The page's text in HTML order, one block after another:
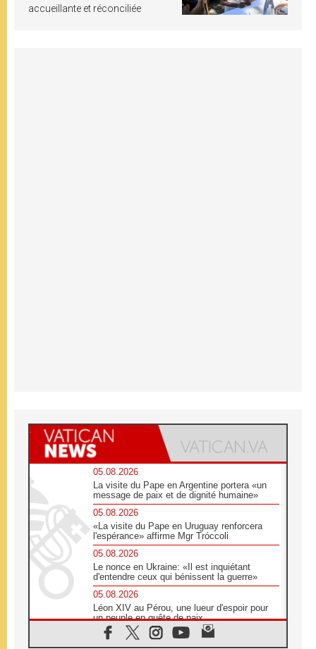
accueillante et réconciliée
05.08.2026
La visite du Pape en Argentine portera «un
message de paix et de dignité humaine»
05.08.2026
«La visite du Pape en Uruguay renforcera
l'espérance» affirme Mgr Tróccoli
05.08.2026
Le nonce en Ukraine: «Il est inquiétant
d'entendre ceux qui bénissent la guerre»
05.08.2026
Léon XIV au Pérou, une lueur d'espoir pour
un peuple en quête de paix
05.08.2026